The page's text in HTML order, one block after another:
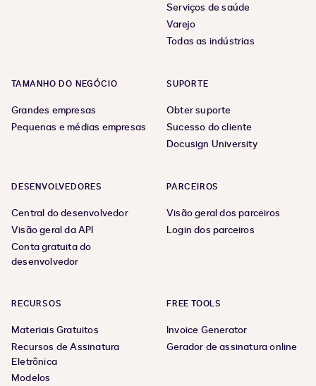
Serviços de saúde
Varejo
Todas as indústrias
TAMANHO DO NEGÓCIO
Grandes empresas
Pequenas e médias empresas
SUPORTE
Obter suporte
Sucesso do cliente
Docusign University
DESENVOLVEDORES
Central do desenvolvedor
Visão geral da API
Conta gratuita do
desenvolvedor
PARCEIROS
Visão geral dos parceiros
Login dos parceiros
RECURSOS
Materiais Gratuitos
Recursos de Assinatura
Eletrônica
Modelos
FREE TOOLS
Invoice Generator
Gerador de assinatura online